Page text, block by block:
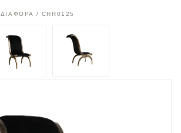
ΔΙΑΦΟΡΑ / CHR0125